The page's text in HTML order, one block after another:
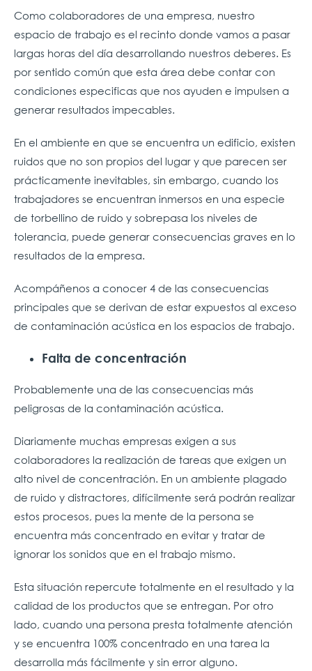
Como colaboradores de una empresa, nuestro
espacio de trabajo es el recinto donde vamos a pasar
largas horas del día desarrollando nuestros deberes. Es
por sentido común que esta área debe contar con
condiciones especificas que nos ayuden e impulsen a
generar resultados impecables.
En el ambiente en que se encuentra un edificio, existen
ruidos que no son propios del lugar y que parecen ser
prácticamente inevitables, sin embargo, cuando los
trabajadores se encuentran inmersos en una especie
de torbellino de ruido y sobrepasa los niveles de
tolerancia, puede generar consecuencias graves en lo
resultados de la empresa.
Acompáñenos a conocer 4 de las consecuencias
principales que se derivan de estar expuestos al exceso
de contaminación acústica en los espacios de trabajo.
Falta de concentración
Probablemente una de las consecuencias más
peligrosas de la contaminación acústica.
Diariamente muchas empresas exigen a sus
colaboradores la realización de tareas que exigen un
alto nivel de concentración. En un ambiente plagado
de ruido y distractores, difícilmente será podrán realizar
estos procesos, pues la mente de la persona se
encuentra más concentrado en evitar y tratar de
ignorar los sonidos que en el trabajo mismo.
Esta situación repercute totalmente en el resultado y la
calidad de los productos que se entregan. Por otro
lado, cuando una persona presta totalmente atención
y se encuentra 100% concentrado en una tarea la
desarrolla más fácilmente y sin error alguno.